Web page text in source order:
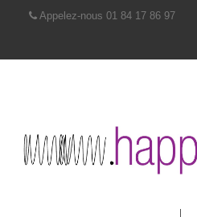
Appelez-nous 01 84 17 86 97